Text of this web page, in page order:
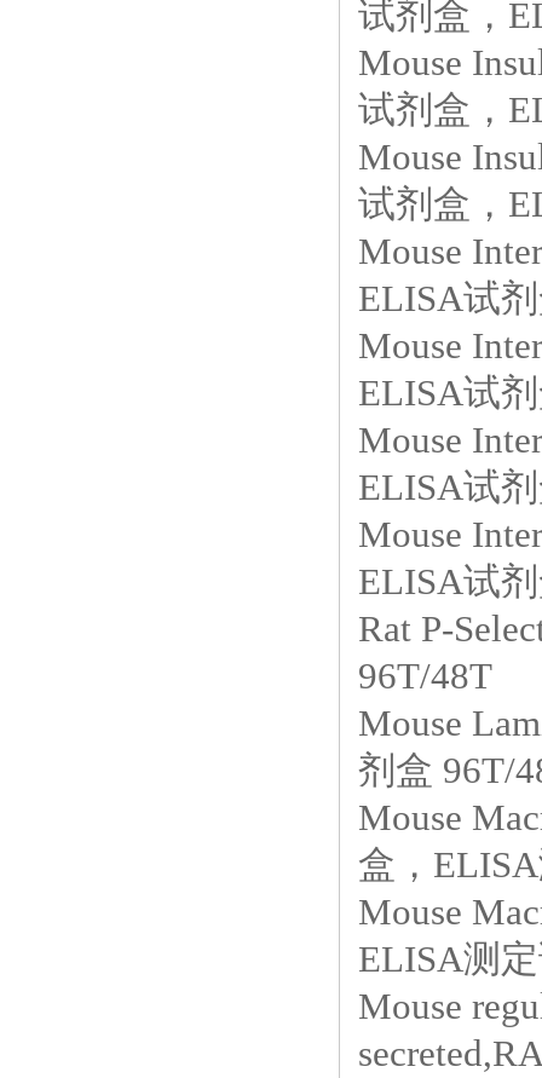
试剂盒，
Mouse
试剂盒，
Mouse
试剂盒，
Mouse
ELISA试
Mouse
ELISA试
Mouse
ELISA试
Mouse
ELISA试
Rat P-
96T/48T
Mouse
剂盒 96T/
Mouse
盒，
Mouse
ELISA测
Mouse